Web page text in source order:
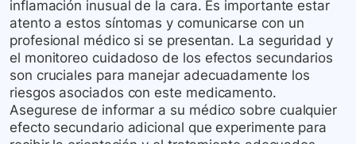
inflamación inusual de la cara. Es importante estar
atento a estos síntomas y comunicarse con un
profesional médico si se presentan. La seguridad y
el monitoreo cuidadoso de los efectos secundarios
son cruciales para manejar adecuadamente los
riesgos asociados con este medicamento.
Asegurese de informar a su médico sobre cualquier
efecto secundario adicional que experimente para